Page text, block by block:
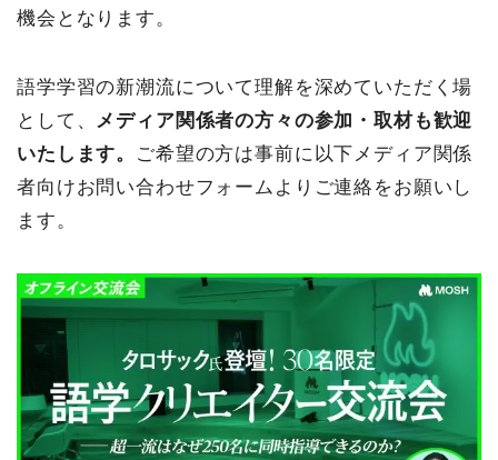
機会となります。
語学学習の新潮流について理解を深めていただく場
として、 メディア関係者の方々の参加・取材も歓迎
いたします。
ご希望の方は事前に以下メディア関係
者向けお問い合わせフォームよりご連絡をお願いし
ます。